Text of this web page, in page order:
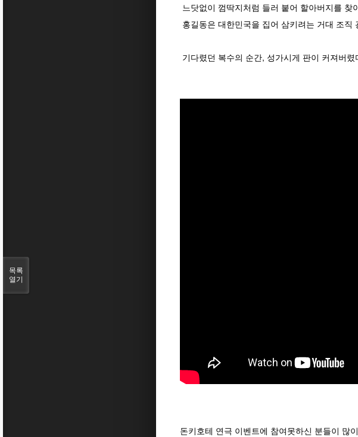
느닷없이 껌딱지처럼 들러 붙어 할아버지를
홍길동은 대한민국을 집어 삼키려는 거대 조직
기다렸던 복수의 순간, 성가시게 판이 커져버렸
돈키호테 연극 이벤트에 참여못하신 분들이 많
목록
열기